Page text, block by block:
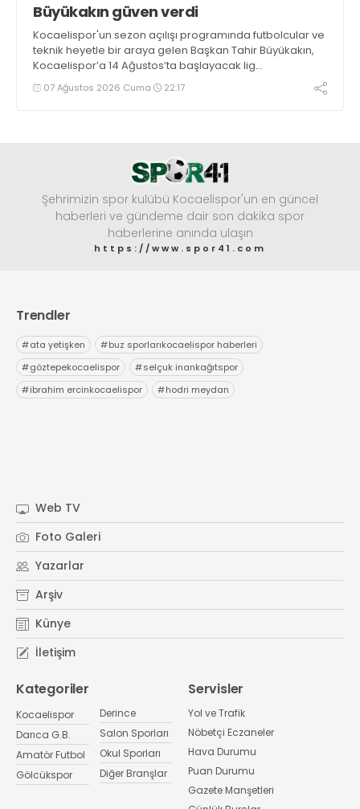
Büyükakın güven verdi
Kocaelispor'un sezon açılışı programında futbolcular ve
teknik heyetle bir araya gelen Başkan Tahir Büyükakın,
Kocaelispor’a 14 Ağustos’ta başlayacak lig
maratonunda başarılar diledi ve “Yanınızdayım” dedi.
07 Ağustos 2026 Cuma 22:17
Şehrimizin spor kulübü Kocaelispor'un en güncel
haberleri ve gündeme dair son dakika spor
haberlerine anında ulaşın
https://www.spor41.com
Trendler
#ata yetişken #buz sporlarıkocaelispor haberleri
#göztepekocaelispor #selçuk inankağıtspor
#ibrahim ercinkocaelispor #hodri meydan
Web TV
Foto Galeri
Yazarlar
Arşiv
Künye
İletişim
Kategoriler
Kocaelispor
Darıca G.B.
Amatör Futbol
Gölcükspor
Derince
Salon Sporları
Okul Sporları
Diğer Branşlar
Servisler
Yol ve Trafik
Nöbetçi Eczaneler
Hava Durumu
Puan Durumu
Gazete Manşetleri